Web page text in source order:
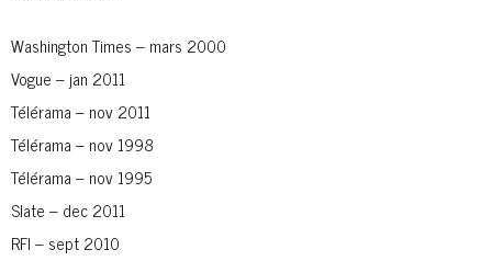
Washington Times – mars 2000
Vogue – jan 2011
Télérama – nov 2011
Télérama – nov 1998
Télérama – nov 1995
Slate – dec 2011
RFI – sept 2010